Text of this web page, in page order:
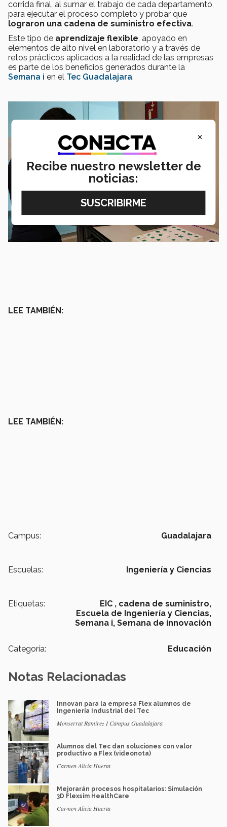
corrida final, al sumar el trabajo de cada departamento,
para ejecutar el proceso completo y probar que
lograron una cadena de suministro efectiva.
Este tipo de aprendizaje flexible , apoyado en
elementos de alto nivel en laboratorio y a través de
retos prácticos aplicados a la realidad de las empresas
es parte de los beneficios generados durante la
Semana i en el Tec Guadalajara.
LEE TAMBIÉN:
LEE TAMBIÉN:
Campus: Guadalajara
Escuelas: Ingeniería y Ciencias
Etiquetas: EIC , cadena de suministro,
Escuela de Ingeniería y Ciencias,
Semana i, Semana de innovación
Categoría: Educación
Notas Relacionadas
Innovan para la empresa Flex alumnos de
Ingeniería Industrial del Tec
Monserrat Ramírez I Campus Guadalajara
Alumnos del Tec dan soluciones con valor
productivo a Flex (videonota)
Carmen Alicia Huerta
Mejorarán procesos hospitalarios: Simulación
3D Flexsim HealthCare
Carmen Alicia Huerta
×
Recibe nuestro newsletter de
noticias: